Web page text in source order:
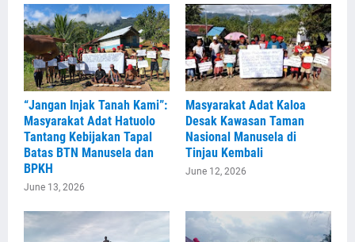
“Jangan Injak Tanah Kami”:
Masyarakat Adat Hatuolo
Tantang Kebijakan Tapal
Batas BTN Manusela dan
BPKH
June 13, 2026
Masyarakat Adat Kaloa
Desak Kawasan Taman
Nasional Manusela di
Tinjau Kembali
June 12, 2026